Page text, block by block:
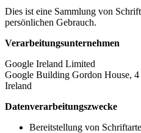
Dies ist eine Sammlung von
persönlichen Gebrauch.
Verarbeitungsunternehmen
Google Ireland Limited
Google Building Gordon House,
Ireland
Datenverarbeitungszwecke
Bereitstellung von